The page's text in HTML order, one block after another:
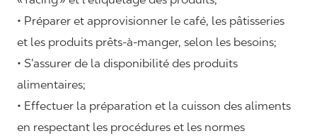
• Préparer et approvisionner le café, les pâtisseries
et les produits prêts-à-manger, selon les besoins;
• S’assurer de la disponibilité des produits
alimentaires;
• Effectuer la préparation et la cuisson des aliments
en respectant les procédures et les normes